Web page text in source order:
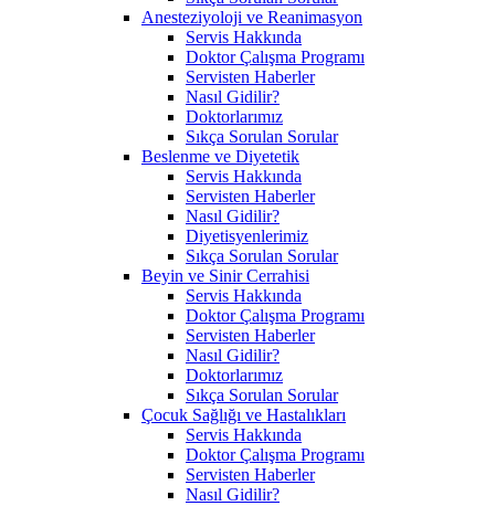
Anesteziyoloji ve Reanimasyon
Servis Hakkında
Doktor Çalışma Programı
Servisten Haberler
Nasıl Gidilir?
Doktorlarımız
Sıkça Sorulan Sorular
Beslenme ve Diyetetik
Servis Hakkında
Servisten Haberler
Nasıl Gidilir?
Diyetisyenlerimiz
Sıkça Sorulan Sorular
Beyin ve Sinir Cerrahisi
Servis Hakkında
Doktor Çalışma Programı
Servisten Haberler
Nasıl Gidilir?
Doktorlarımız
Sıkça Sorulan Sorular
Çocuk Sağlığı ve Hastalıkları
Servis Hakkında
Doktor Çalışma Programı
Servisten Haberler
Nasıl Gidilir?